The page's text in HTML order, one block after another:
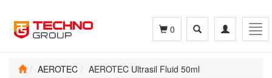
Toggle
navigation
Toggle
search
0
AEROTEC AEROTEC Ultrasil Fluid 50ml